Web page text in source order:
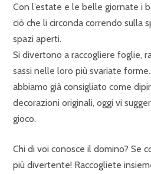
Con l’estate e le belle giornate i
ciò che li circonda correndo sulla
spazi aperti.
Si divertono a raccogliere foglie,
sassi nelle loro più svariate
abbiamo già consigliato come
decorazioni originali, oggi vi
gioco.
Chi di voi conosce il domino? Se
più divertente! Raccogliete